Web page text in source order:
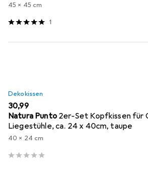
45 x 45 cm
1
Dekokissen
EUR
30,99
Natura Punto 2er-Set Kopfkissen für
Liegestühle, ca. 24 x 40cm, taupe
40 x 24 cm